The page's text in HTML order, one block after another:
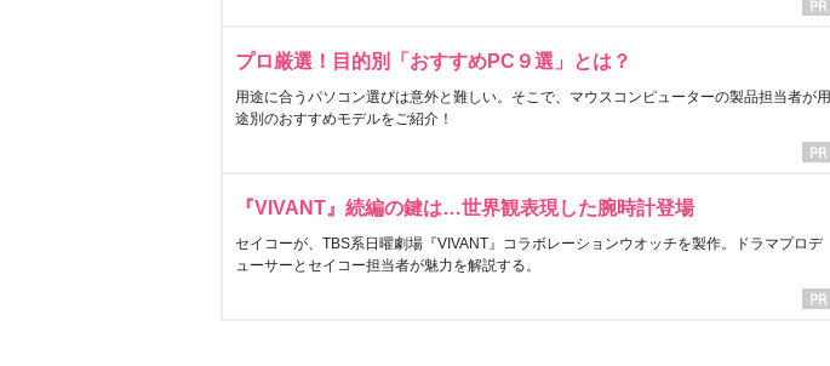
プロ厳選！目的別「おすすめPC９選」とは？
用途に合うパソコン選びは意外と難しい。そこで、マウスコンピューターの製品担当者が用
途別のおすすめモデルをご紹介！
『VIVANT』続編の鍵は…世界観表現した腕時計登場
セイコーが、TBS系日曜劇場『VIVANT』コラボレーションウオッチを製作。ドラマプロデ
ューサーとセイコー担当者が魅力を解説する。